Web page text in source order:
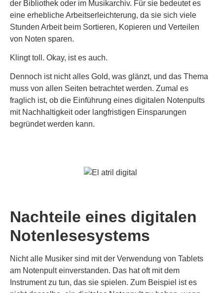
der Bibliothek oder im Musikarchiv. Für sie bedeutet es
eine erhebliche Arbeitserleichterung, da sie sich viele
Stunden Arbeit beim Sortieren, Kopieren und Verteilen
von Noten sparen.
Klingt toll. Okay, ist es auch.
Dennoch ist nicht alles Gold, was glänzt, und das Thema
muss von allen Seiten betrachtet werden. Zumal es
fraglich ist, ob die Einführung eines digitalen Notenpults
mit Nachhaltigkeit oder langfristigen Einsparungen
begründet werden kann.
Nachteile eines digitalen
Notenlesesystems
Nicht alle Musiker sind mit der Verwendung von Tablets
am Notenpult einverstanden. Das hat oft mit dem
Instrument zu tun, das sie spielen. Zum Beispiel ist es